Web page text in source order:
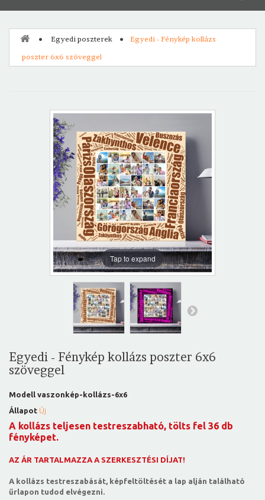
Egyedi poszterek
Egyedi - Fénykép kollázs
poszter 6x6 szöveggel
Tap to expand
Egyedi - Fénykép kollázs poszter 6x6
szöveggel
Modell vaszonkép-kollázs-6x6
Állapot Új
A kollázs teljesen testreszabható, tölts fel 36 db
fényképet.
AZ ÁR TARTALMAZZA A SZERKESZTÉSI DÍJAT!
A kollázs testreszabását, képfeltöltését a lap alján található
űrlapon tudod elvégezni.